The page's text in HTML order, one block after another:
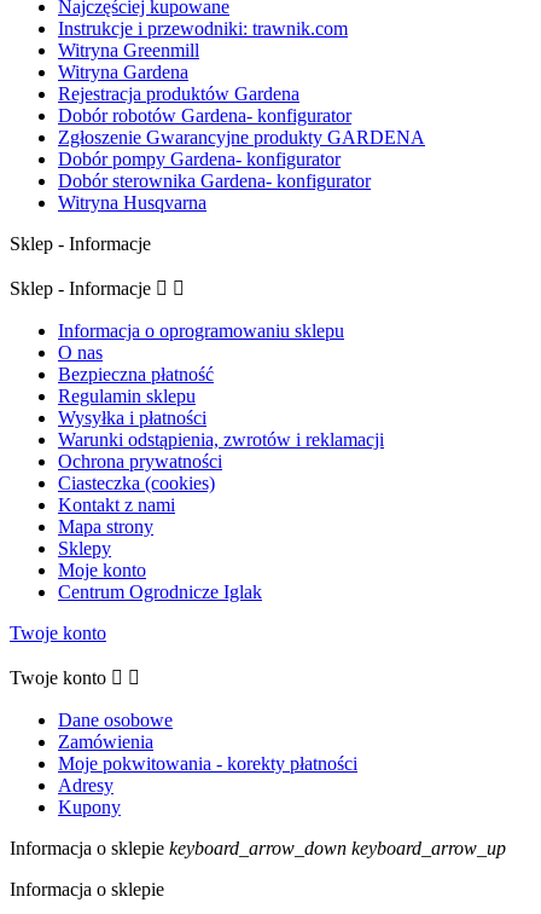
Najczęściej kupowane
Instrukcje i przewodniki: trawnik.com
Witryna Greenmill
Witryna Gardena
Rejestracja produktów Gardena
Dobór robotów Gardena- konfigurator
Zgłoszenie Gwarancyjne produkty GARDENA
Dobór pompy Gardena- konfigurator
Dobór sterownika Gardena- konfigurator
Witryna Husqvarna
Sklep - Informacje
Sklep - Informacje  
Informacja o oprogramowaniu sklepu
O nas
Bezpieczna płatność
Regulamin sklepu
Wysyłka i płatności
Warunki odstąpienia, zwrotów i reklamacji
Ochrona prywatności
Ciasteczka (cookies)
Kontakt z nami
Mapa strony
Sklepy
Moje konto
Centrum Ogrodnicze Iglak
Twoje konto
Twoje konto  
Dane osobowe
Zamówienia
Moje pokwitowania - korekty płatności
Adresy
Kupony
Informacja o sklepie keyboard_arrow_down keyboard_arrow_up
Informacja o sklepie